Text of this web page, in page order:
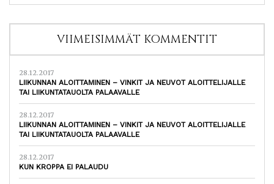
VIIMEISIMMÄT KOMMENTIT
28.12.2017
LIIKUNNAN ALOITTAMINEN – VINKIT JA NEUVOT ALOITTELIJALLE
TAI LIIKUNTATAUOLTA PALAAVALLE
28.12.2017
LIIKUNNAN ALOITTAMINEN – VINKIT JA NEUVOT ALOITTELIJALLE
TAI LIIKUNTATAUOLTA PALAAVALLE
28.12.2017
KUN KROPPA EI PALAUDU